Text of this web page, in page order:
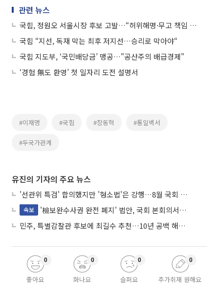
관련 뉴스
국힘, 정원오 서울시장 후보 고발…“허위해명·무고 책임 물을 것”
국힘 “지선, 독재 막는 최후 저지선…승리로 막아야“
국힘 지도부, ‘국민배당금’ 맹공…"공산주의 배급경제"
‘경험 無도 환영’ 첫 일자리 도전 설명서
#이재명 #국힘 #장동혁 #통일백서
#두국가관계
유진의 기자의 주요 뉴스
'선관위 특검' 합의했지만 '형소법'은 강행…8월 국회 '입법 2차전' 예고
속보
'檢보완수사권 완전 폐지' 법안, 국회 본회의서 민주당 주도 통과
민주, 특별감찰관 후보에 최길수 추천…10년 공백 해소 속도
좋아요
0
화나요
0
슬퍼요
0
추가취재 원해요
0